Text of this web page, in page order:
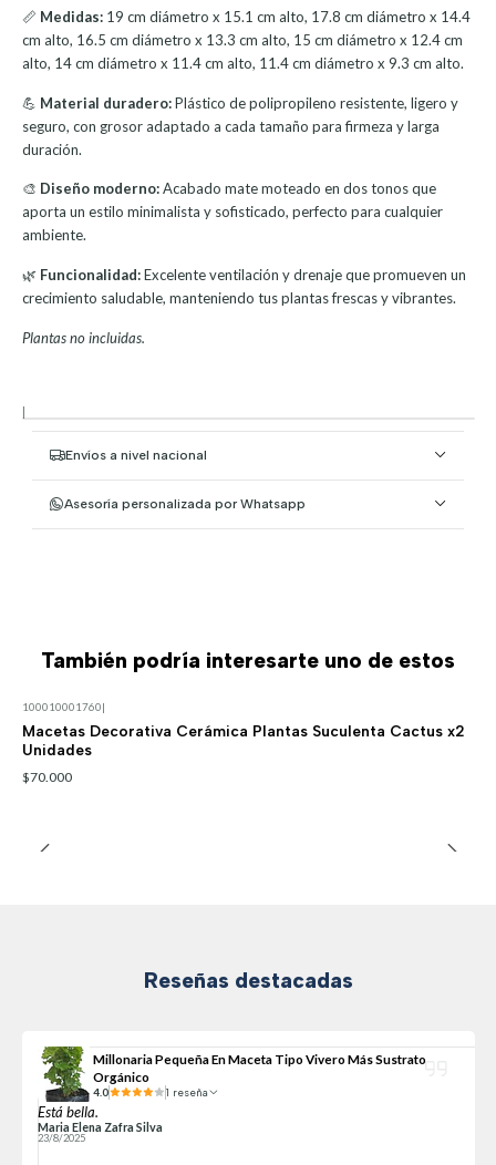
📏 Medidas:19 cm diámetro x 15.1 cm alto, 17.8 cm diámetro x 14.4
cm alto, 16.5 cm diámetro x 13.3 cm alto, 15 cm diámetro x 12.4 cm
alto, 14 cm diámetro x 11.4 cm alto, 11.4 cm diámetro x 9.3 cm alto.
💪 Material duradero:Plástico de polipropileno resistente, ligero y
seguro, con grosor adaptado a cada tamaño para firmeza y larga
duración.
🎨 Diseño moderno:Acabado mate moteado en dos tonos que
aporta un estilo minimalista y sofisticado, perfecto para cualquier
ambiente.
🌿 Funcionalidad:Excelente ventilación y drenaje que promueven un
crecimiento saludable, manteniendo tus plantas frescas y vibrantes.
Plantas no incluidas.
|
Envíos a nivel nacional
Asesoría personalizada por Whatsapp
También podría interesarte uno de estos
100010001760|
Macetas Decorativa Cerámica Plantas Suculenta Cactus x2
Unidades
$70.000
Reseñas destacadas
Millonaria Pequeña En Maceta Tipo Vivero Más Sustrato
Orgánico
4.0 1 reseña
Está bella.
Maria Elena Zafra Silva
23/8/2025